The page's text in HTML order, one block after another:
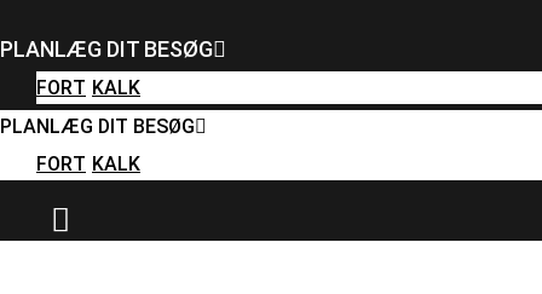
PLANLÆG DIT BESØG
FORT KALK
PLANLÆG DIT BESØG
FORT KALK
PLANLÆG DIT BESØG
FORT KALK